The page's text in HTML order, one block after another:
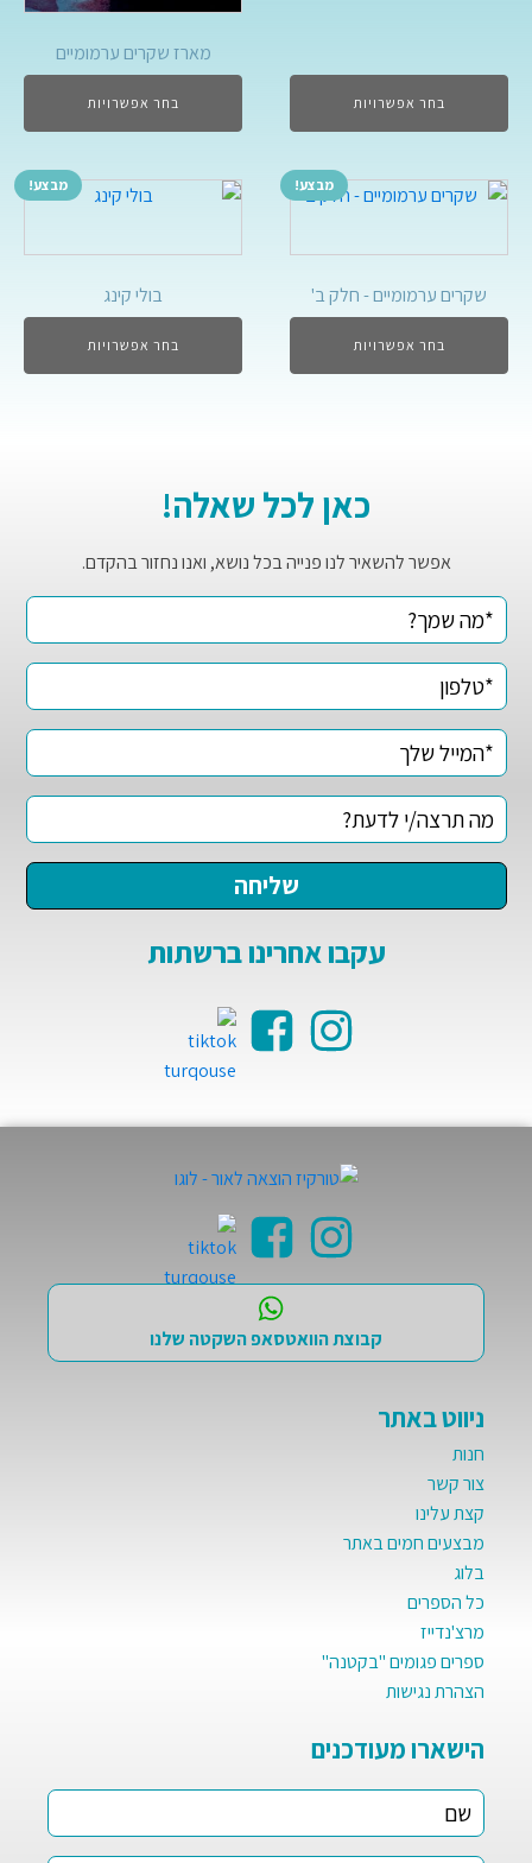
בחר אפשרויות
מארז שקרים ערמומיים
בחר אפשרויות
מבצע!
שקרים ערמומיים - חלק ב'
בחר אפשרויות
מבצע!
בולי קינג
בחר אפשרויות
כאן לכל שאלה!
אפשר להשאיר לנו פנייה בכל נושא, ואנו נחזור בהקדם.
עקבו אחרינו ברשתות
קבוצת הוואטסאפ השקטה שלנו
ניווט באתר
חנות
צור קשר
קצת עלינו
מבצעים חמים באתר
בלוג
כל הספרים
מרצ'נדייז
ספרים פגומים "בקטנה"
הצהרת נגישות
הישארו מעודכנים